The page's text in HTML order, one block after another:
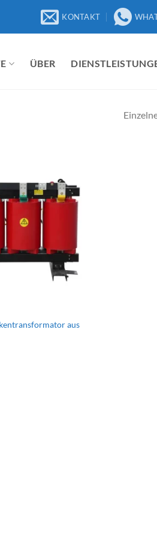
KONTAKT
ÜBER
aus